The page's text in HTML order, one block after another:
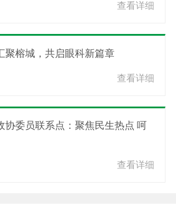
查看详细
聚榕城，共启眼科新篇章
查看详细
协委员联系点：聚焦民生热点 呵
查看详细